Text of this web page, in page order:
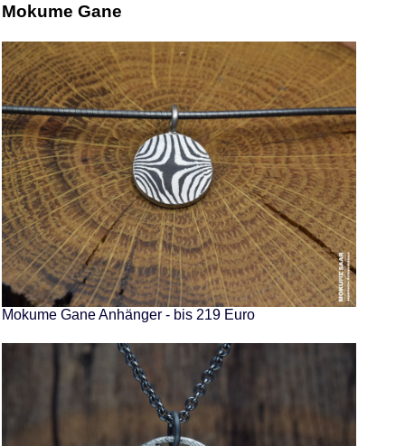
Mokume Gane
Mokume Gane Anhänger - bis 219 Euro